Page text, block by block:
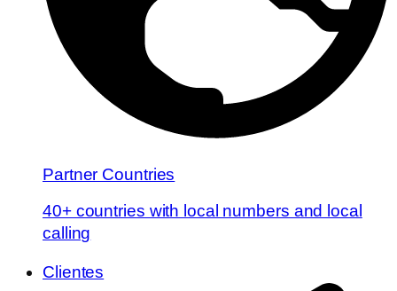
Partner Countries
40+ countries with local numbers and local
calling
Clientes